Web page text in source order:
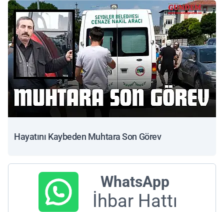
Hayatını Kaybeden Muhtara Son Görev
WhatsApp
İhbar Hattı